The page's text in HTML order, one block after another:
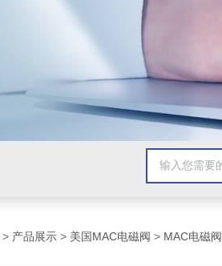
> 产品展示 > 美国MAC电磁阀 > MAC电磁阀